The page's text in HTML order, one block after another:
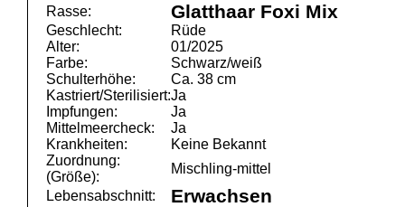
Rasse: Glatthaar Foxi Mix
Geschlecht:
Rüde
Alter:
01/2025
Farbe:
Schwarz/weiß
Schulterhöhe:
Ca. 38 cm
Kastriert/Sterilisiert:Ja
Impfungen:
Ja
Mittelmeercheck:
Ja
Krankheiten:
Keine Bekannt
Zuordnung:
(Größe):
Mischling-mittel
Lebensabschnitt:
Erwachsen